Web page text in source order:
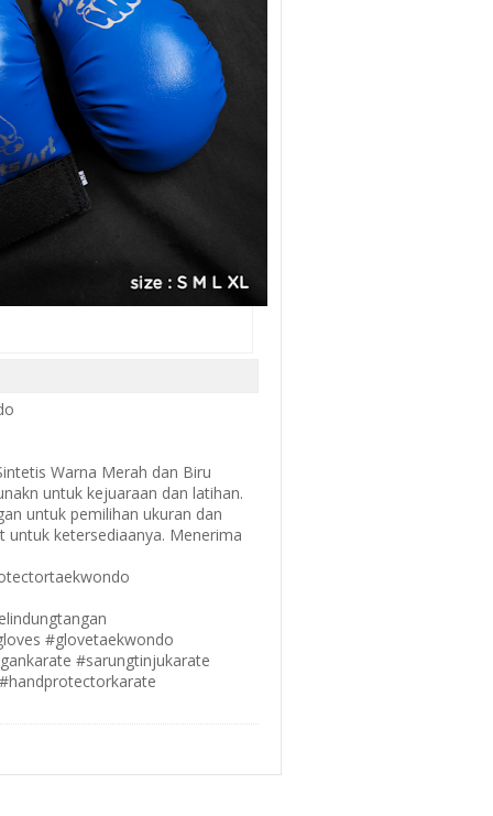
Warna Merah dan Biru
untuk kejuaraan dan latihan.
untuk pemilihan ukuran dan
untuk ketersediaanya. Menerima
#glovetaekwondo
#sarungtinjukarate